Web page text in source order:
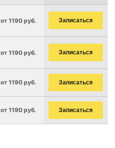
от 1190 руб. Записаться
от 1190 руб. Записаться
от 1190 руб. Записаться
от 1190 руб. Записаться